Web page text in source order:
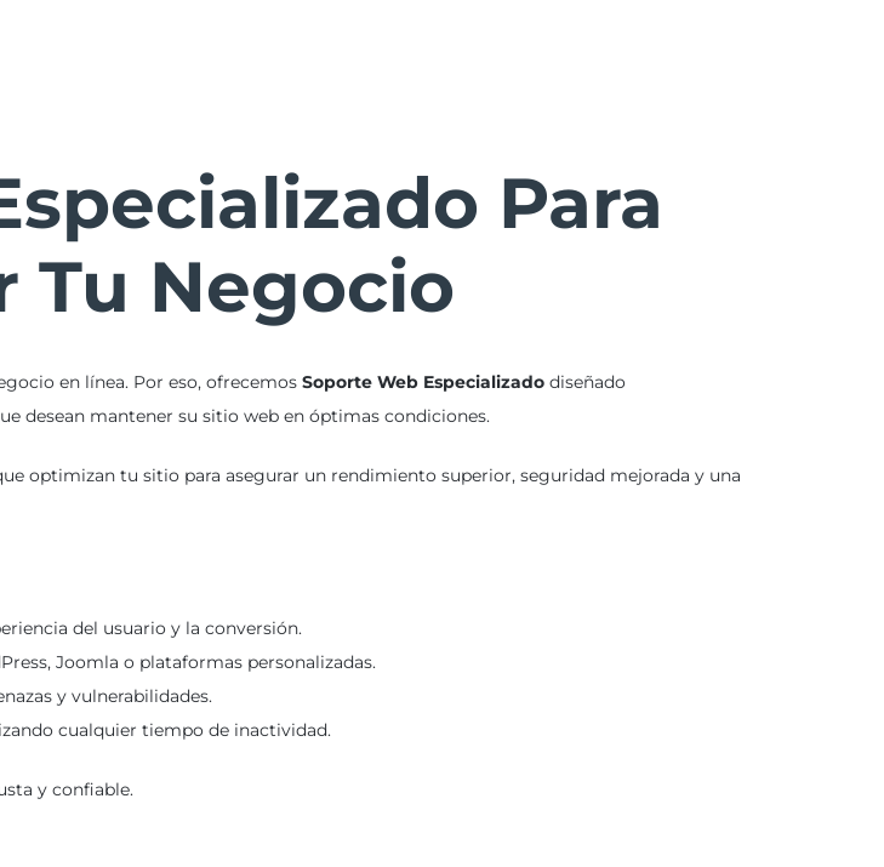
Para
Tu Negocio
en línea. Por eso, ofrecemos Soporte Web Especializado diseñado
desean mantener su sitio web en óptimas condiciones.
optimizan tu sitio para asegurar un rendimiento superior, seguridad mejorada y una
del usuario y la conversión.
Joomla o plataformas personalizadas.
y vulnerabilidades.
cualquier tiempo de inactividad.
y confiable.